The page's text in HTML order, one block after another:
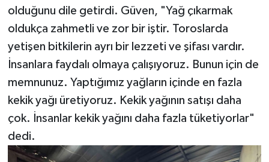
olduğunu dile getirdi. Güven, "Yağ çıkarmak
oldukça zahmetli ve zor bir iştir. Toroslarda
yetişen bitkilerin ayrı bir lezzeti ve şifası vardır.
İnsanlara faydalı olmaya çalışıyoruz. Bunun için de
memnunuz. Yaptığımız yağların içinde en fazla
kekik yağı üretiyoruz. Kekik yağının satışı daha
çok. İnsanlar kekik yağını daha fazla tüketiyorlar"
dedi.